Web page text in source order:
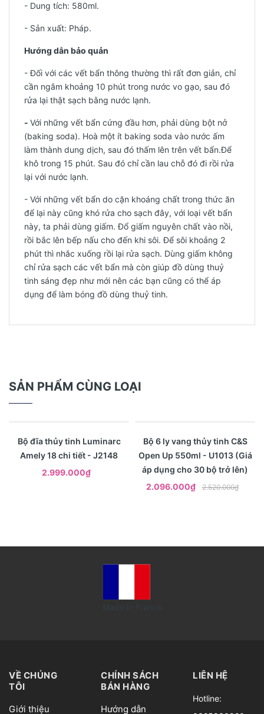
- Dung tích: 580ml.
- Sản xuất: Pháp.
Hướng dẫn bảo quản
- Đối với các vết bẩn thông thường thì rất đơn giản, chỉ
cần ngâm khoảng 10 phút trong nước vo gạo, sau đó
rửa lại thật sạch bằng nước lạnh.
- Với những vết bẩn cứng đầu hơn, phải dùng bột nở
(baking soda). Hoà một ít baking soda vào nước ấm
làm thành dung dịch, sau đó thấm lên trên vết bẩn.Để
khô trong 15 phút. Sau đó chỉ cần lau chỗ đó đi rồi rửa
lại với nước lạnh.
- Với những vết bẩn do cặn khoáng chất trong thức ăn
để lại này cũng khó rửa cho sạch đây, với loại vết bẩn
này, ta phải dùng giấm. Đổ giấm nguyên chất vào nồi,
rồi bắc lên bếp nấu cho đến khi sôi. Để sôi khoảng 2
phút thì nhắc xuống rồi lại rửa sạch. Dùng giấm không
chỉ rửa sạch các vết bẩn mà còn giúp đồ dùng thuỷ
tinh sáng đẹp như mới nên các bạn cũng có thể áp
dụng để làm bóng đồ dùng thuỷ tinh.
SẢN PHẨM CÙNG LOẠI
Xem nhanh
Bộ đĩa thủy tinh Luminarc
Amely 18 chi tiết - J2148
2.999.000₫
- 17% Xem nhanh
Bộ 6 ly vang thủy tinh C&S
Open Up 550ml - U1013 (Giá
áp dụng cho 30 bộ trở lên)
2.096.000₫
2.520.000₫
VỀ CHÚNG
TÔI
Giới thiệu
CHÍNH SÁCH
BÁN HÀNG
Hướng dẫn
LIÊN HỆ
Hotline: